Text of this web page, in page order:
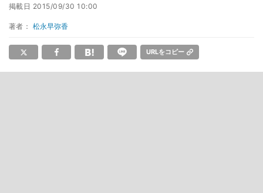
掲載日 2015/09/30 10:00
著者： 松永早弥香
URLをコピー